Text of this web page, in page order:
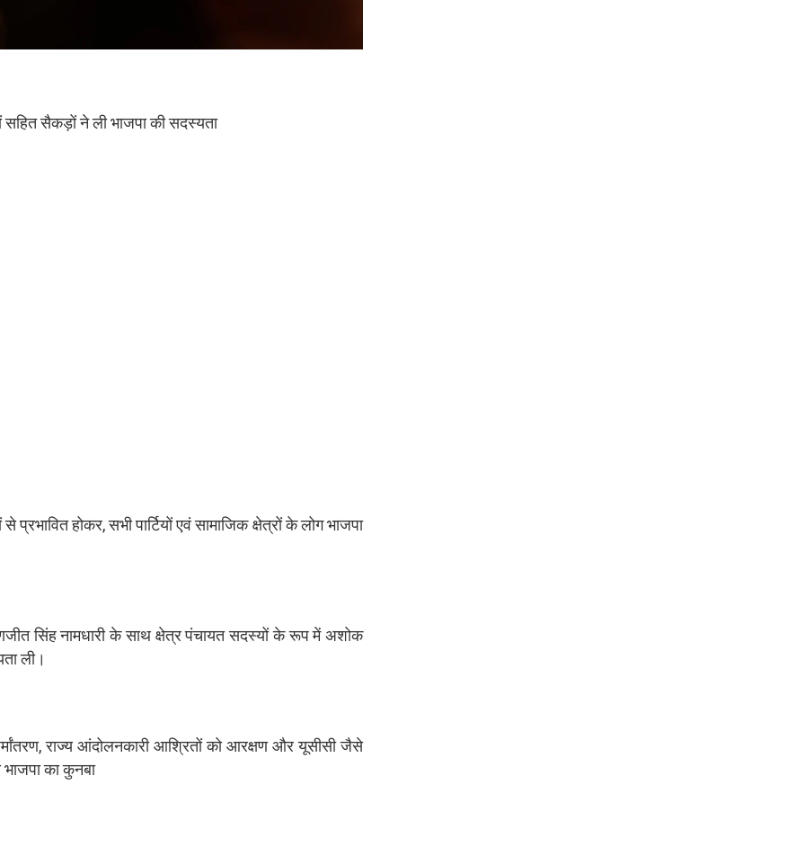
सहित सैकड़ों ने ली भाजपा की सदस्यता
प्रभावित होकर, सभी पार्टियों एवं सामाजिक क्षेत्रों के लोग भाजपा
सिंह नामधारी के साथ क्षेत्र पंचायत सदस्यों के रूप में अशोक
ली।
राज्य आंदोलनकारी आश्रितों को आरक्षण और यूसीसी जैसे
का कुनबा